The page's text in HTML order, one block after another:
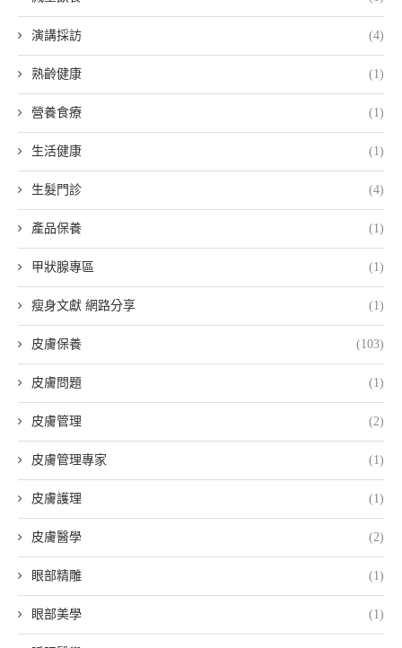
演講採訪 (4)
熟齡健康 (1)
營養食療 (1)
生活健康 (1)
生髮門診 (4)
產品保養 (1)
甲狀腺專區 (1)
瘦身文獻 網路分享 (1)
皮膚保養 (103)
皮膚問題 (1)
皮膚管理 (2)
皮膚管理專家 (1)
皮膚護理 (1)
皮膚醫學 (2)
眼部精雕 (1)
眼部美學 (1)